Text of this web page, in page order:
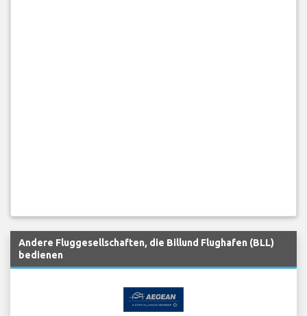
Andere Fluggesellschaften, die Billund Flughafen (BLL)
bedienen